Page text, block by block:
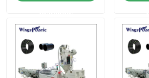
Visite d'usine
Contrôle de qualité